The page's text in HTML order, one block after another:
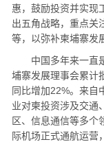
惠，鼓励投资并实现
出五角战略，重点关
等，以弥补柬埔寨发
中国多年来一直
埔寨发展理事会累计
同比增加22%。来自
业对柬投资涉及交通
区、信息通信等多个
际机场正式通航运营